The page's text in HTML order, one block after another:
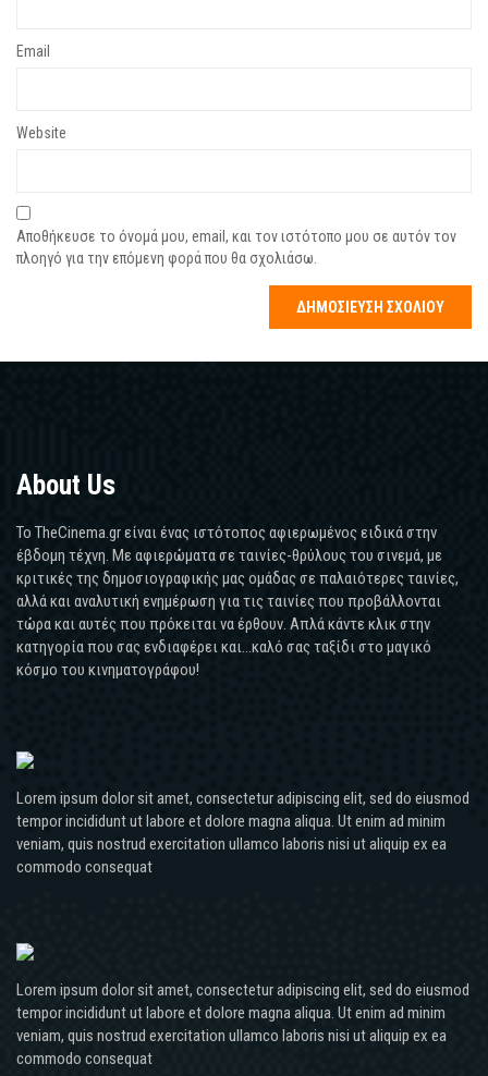
Email
Website
Αποθήκευσε το όνομά μου, email, και τον ιστότοπο μου σε αυτόν τον
πλοηγό για την επόμενη φορά που θα σχολιάσω.
About Us
Το TheCinema.gr είναι ένας ιστότοπος αφιερωμένος ειδικά στην
έβδομη τέχνη. Με αφιερώματα σε ταινίες-θρύλους του σινεμά, με
κριτικές της δημοσιογραφικής μας ομάδας σε παλαιότερες ταινίες,
αλλά και αναλυτική ενημέρωση για τις ταινίες που προβάλλονται
τώρα και αυτές που πρόκειται να έρθουν. Απλά κάντε κλικ στην
κατηγορία που σας ενδιαφέρει και...καλό σας ταξίδι στο μαγικό
κόσμο του κινηματογράφου!
Lorem ipsum dolor sit amet, consectetur adipiscing elit, sed do eiusmod
tempor incididunt ut labore et dolore magna aliqua. Ut enim ad minim
veniam, quis nostrud exercitation ullamco laboris nisi ut aliquip ex ea
commodo consequat
Lorem ipsum dolor sit amet, consectetur adipiscing elit, sed do eiusmod
tempor incididunt ut labore et dolore magna aliqua. Ut enim ad minim
veniam, quis nostrud exercitation ullamco laboris nisi ut aliquip ex ea
commodo consequat